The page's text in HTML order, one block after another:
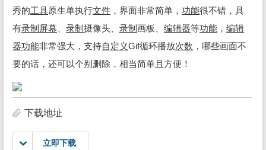
秀的工具原生单执行文件 ，界面非常简单， 功能很不错，具
有录制 屏幕 录制 摄像头、 录制 画板、 编辑器等功能 ， 编辑
器功能非常强大，支持自定义Gif循环播放次数 ，哪些画面不
要的话，还可以个别删除，相当简单且方便！
下载地址
立即下载